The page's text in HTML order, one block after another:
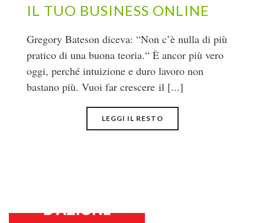
IL TUO BUSINESS ONLINE
Gregory Bateson diceva: “Non c’è nulla di più
pratico di una buona teoria.“ È ancor più vero
oggi, perché intuizione e duro lavoro non
bastano più. Vuoi far crescere il [...]
LEGGI IL RESTO